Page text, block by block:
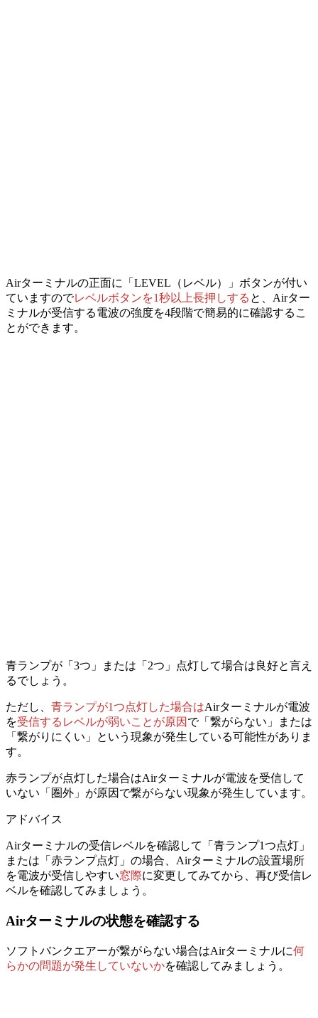
Airターミナルの正面に「LEVEL（レベル）」ボタンが付い
ていますのでレベルボタンを1秒以上長押しする と、 Airター
ミナルが受信する電波の強度を4段階で簡易的に確認するこ
とができます。
青ランプが「3つ」または「2つ」点灯して場合は良好と言え
るでしょう。
ただし、 青ランプが1つ点灯した場合はAirターミナルが電波
を受信するレベルが弱いことが原因 で「繋がらない」または
「繋がりにくい」という現象が発生している可能性がありま
す。
赤ランプが点灯した場合はAirターミナルが電波を受信して
いない「圏外」が原因で繋がらない現象が発生しています。
アドバイス
Airターミナルの受信レベルを確認して「青ランプ1つ点灯」
または「赤ランプ点灯」の場合、Airターミナルの設置場所
を電波が受信しやすい窓際に変更してみてから、 再び受信レ
ベルを確認してみましょう。
Airターミナルの状態を確認する
ソフトバンクエアーが繋がらない場合はAirターミナルに何
らかの問題が発生していないかを確認してみましょう。